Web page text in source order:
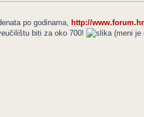
po godinama, http://
biti za oko 700!
(meni je